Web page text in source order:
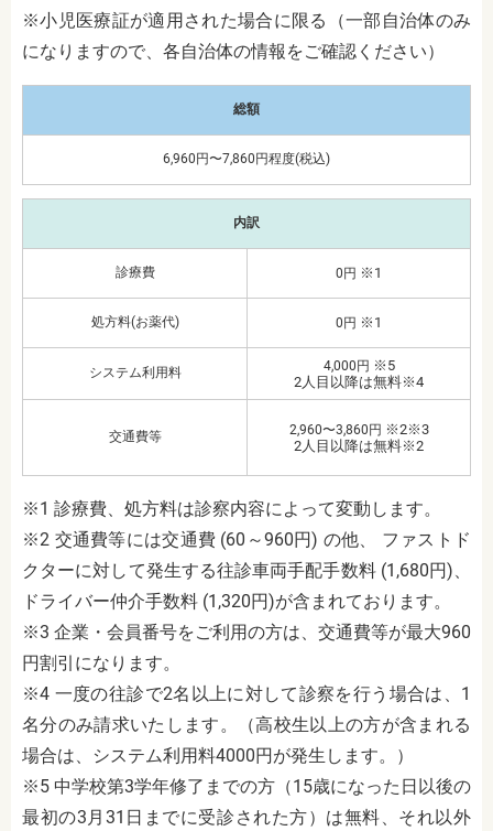
※小児医療証が適用された場合に限る（一部自治体のみ
になりますので、各自治体の情報をご確認ください）
総額
6,960円〜7,860円程度(税込)
内訳
診療費 0円 ※1
処方料(お薬代) 0円 ※1
システム利用料 4,000円 ※5
2人目以降は無料※4
交通費等 2,960〜3,860円 ※2※3
2人目以降は無料※2
※1 診療費、処方料は診察内容によって変動します。
※2 交通費等には交通費 (60～960円) の他、 ファストド
クターに対して発生する往診車両手配手数料 (1,680円)、
ドライバー仲介手数料 (1,320円)が含まれております。
※3 企業・会員番号をご利用の方は、交通費等が最大960
円割引になります。
※4 一度の往診で2名以上に対して診察を行う場合は、1
名分のみ請求いたします。（高校生以上の方が含まれる
場合は、システム利用料4000円が発生します。）
※5 中学校第3学年修了までの方（15歳になった日以後の
最初の3月31日までに受診された方）は無料、それ以外